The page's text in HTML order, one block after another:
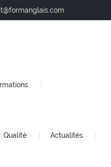
Qualité Actualités